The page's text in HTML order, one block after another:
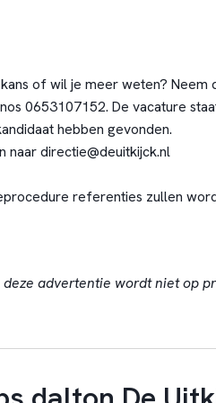
of wil je meer weten? Neem
0653107152. De vacature
hebben gevonden.
naar directie@deuitkijck.nl
referenties zullen
advertentie wordt niet op